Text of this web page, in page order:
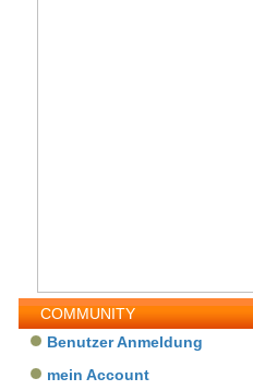
COMMUNITY
Benutzer Anmeldung
mein Account